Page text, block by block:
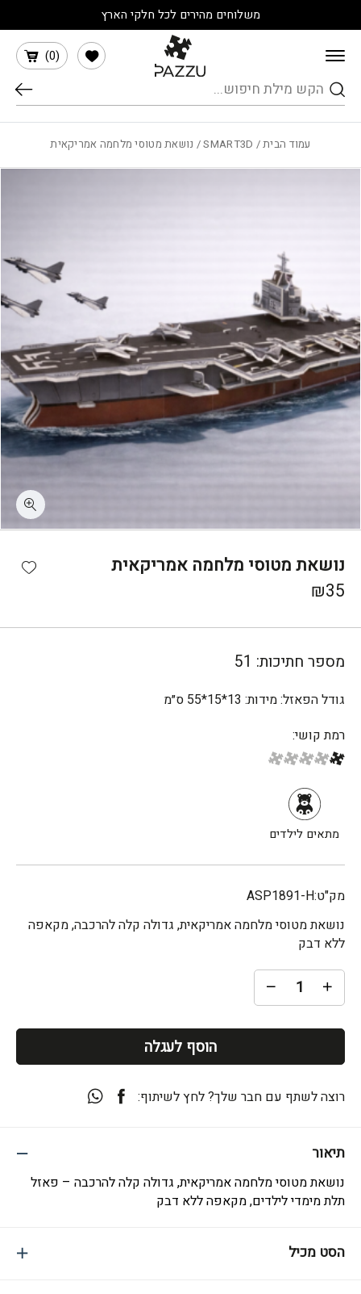
משלוחים מהירים לכל חלקי הארץ
חיפוש
(
0
)
הרשימה שלי
עמוד הבית/
SMART3D/ נושאת מטוסי מלחמה אמריקאית
נושאת מטוסי מלחמה אמריקאית
₪35
מספר חתיכות: 51
גודל הפאזל:מידות: 13*15*55 ס״מ
רמת קושי:
מתאים לילדים
מק"ט:ASP1891-H
נושאת מטוסי מלחמה אמריקאית, גדולה קלה להרכבה, מקאפה
ללא דבק
הוסף לעגלה
תיאור
נושאת מטוסי מלחמה אמריקאית, גדולה קלה להרכבה – פאזל
תלת מימדי לילדים, מקאפה ללא דבק
הסט מכיל
רוצה לשתף עם חבר שלך? לחץ לשיתוף: